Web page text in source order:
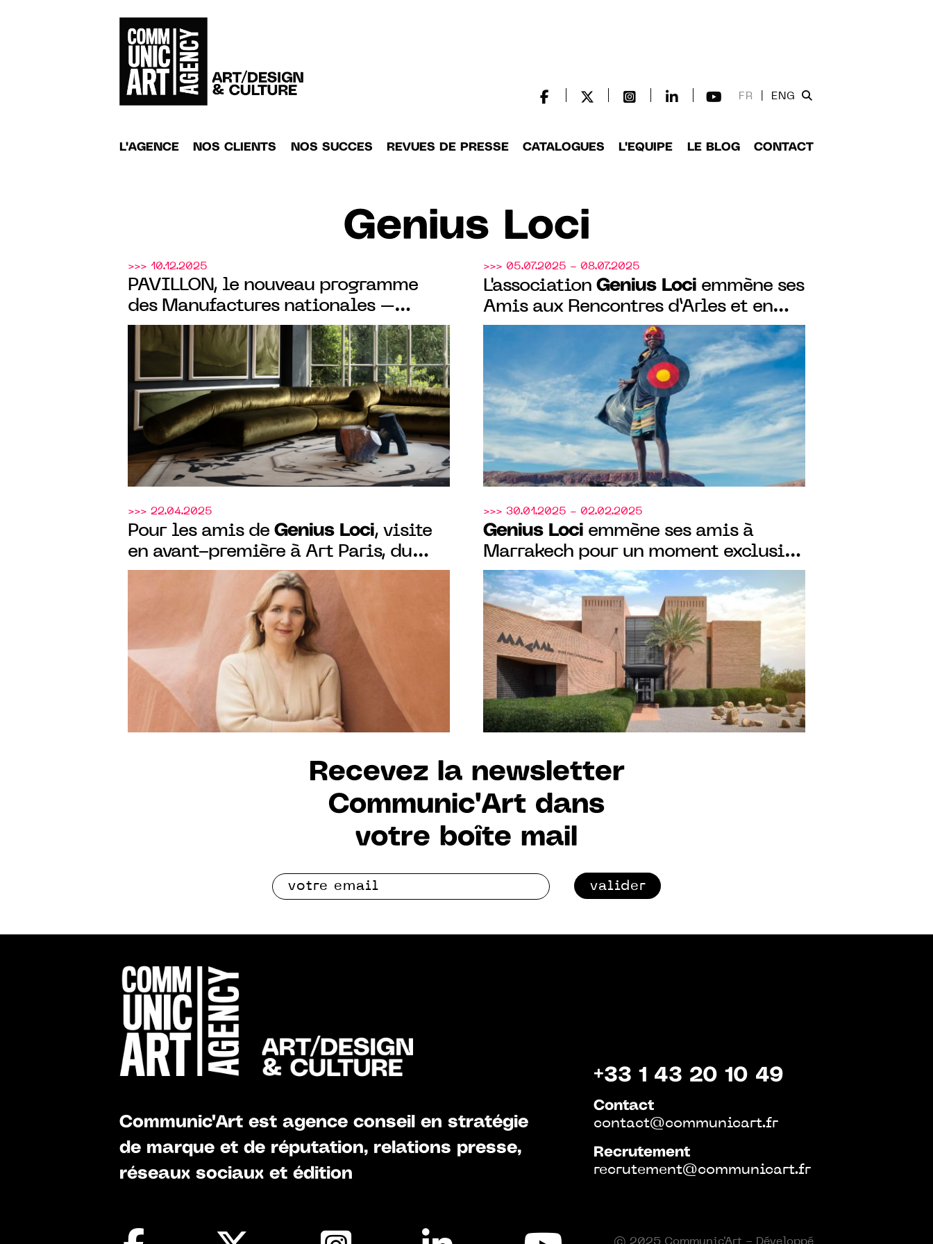
FR ENG
L'AGENCE NOS CLIENTS NOS SUCCES REVUES DE PRESSE CATALOGUES L'EQUIPE LE BLOG CONTACT
Genius Loci
>>> 10.12.2025
PAVILLON, le nouveau programme
des Manufactures nationales –
Sèvres & Mobilier national accueille
les Amis de Genius Locipour son
cocktail d’hiver
>>> 05.07.2025 - 08.07.2025
L'association Genius Loci emmène ses
Amis aux Rencontres d’Arles et en
Avignon pour l'exposition "Othoniel
>>> 22.04.2025
Pour les amis de Genius Loci, visite
en avant-première à Art Paris, du
prix Her Art qui célèbre, sous le
commissariat de Marion Vignal, la
création féminine.
>>> 30.01.2025 - 02.02.2025
Genius Loci emmène ses amis à
Marrakech pour un moment exclusif
d’art et d’architecture .
Recevez la newsletter
Communic'Art dans
votre boîte mail
valider
Communic'Art est agence conseil en stratégie
de marque et de réputation, relations presse,
réseaux sociaux et édition
+33 1 43 20 10 49
Contact
contact@communicart.fr
Recrutement
recrutement@communicart.fr
© 2025 Communic'Art - Développé